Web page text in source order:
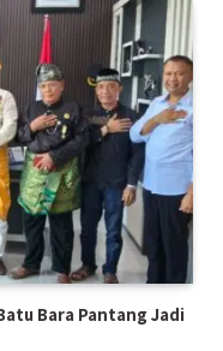
Bara Pantang Jadi